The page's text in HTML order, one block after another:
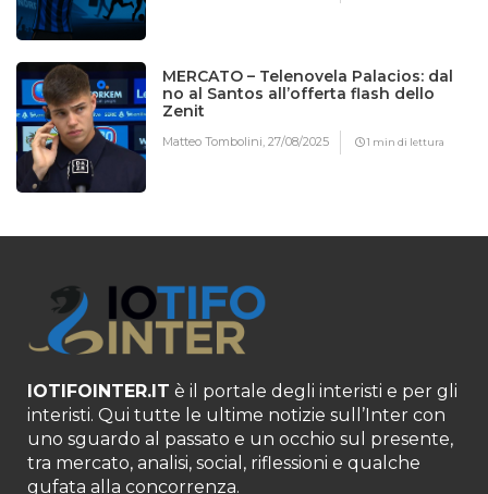
MERCATO – Telenovela Palacios: dal
no al Santos all’offerta flash dello
Zenit
Matteo Tombolini,27/08/2025 1 min di lettura
IOTIFOINTER.IT è il portale degli interisti e per gli
interisti. Qui tutte le ultime notizie sull’Inter con
uno sguardo al passato e un occhio sul presente,
tra mercato, analisi, social, riflessioni e qualche
gufata alla concorrenza.